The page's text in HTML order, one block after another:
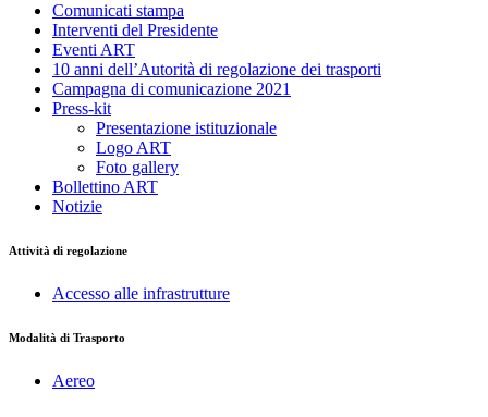
Comunicati stampa
Interventi del Presidente
Eventi ART
10 anni dell’Autorità di regolazione dei trasporti
Campagna di comunicazione 2021
Press-kit
Presentazione istituzionale
Logo ART
Foto gallery
Bollettino ART
Notizie
Attività di regolazione
Accesso alle infrastrutture
Modalità di Trasporto
Aereo